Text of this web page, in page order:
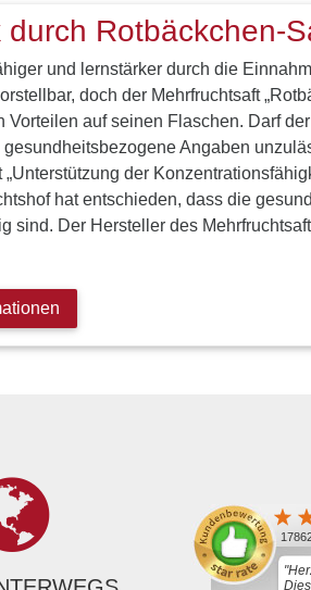
durch Rotbäckchen-
und lernstärker durch die
doch der Mehrfruchtsaft
Vorteilen auf seinen Flaschen. Darf
Angaben
„Unterstützung der
hat entschieden, dass die
sind. Der Hersteller des